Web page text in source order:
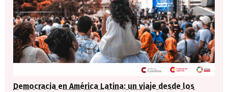
Democracia en América Latina: un viaje desde los